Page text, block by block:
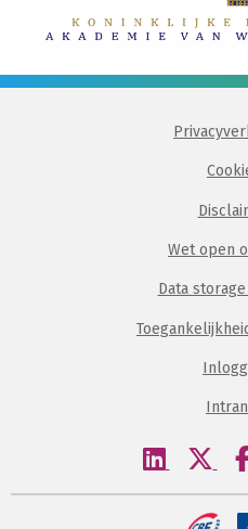
Wet open
Data
Bezoek
linkedin
Bezoek
twitter